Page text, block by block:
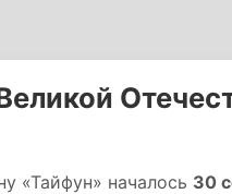
«Тайфун» началось 30